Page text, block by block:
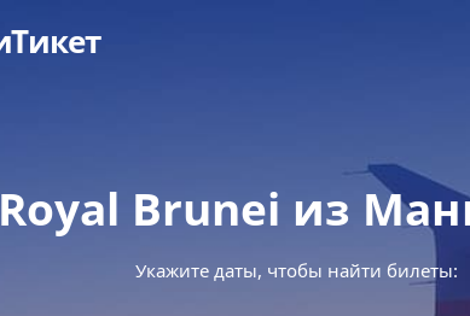
Brunei из
Укажите даты, чтобы найти билеты: